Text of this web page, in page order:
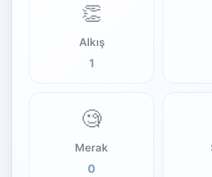
👏
Alkış
1
🧐
Merak
0